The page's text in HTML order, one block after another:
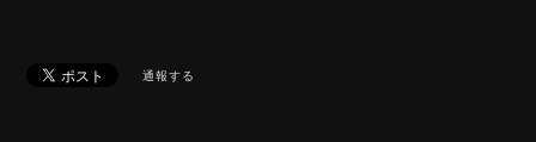
通報する